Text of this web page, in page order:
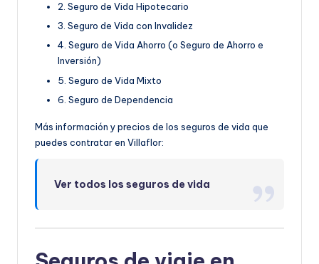
2. Seguro de Vida Hipotecario
3. Seguro de Vida con Invalidez
4. Seguro de Vida Ahorro (o Seguro de Ahorro e
Inversión)
5. Seguro de Vida Mixto
6. Seguro de Dependencia
Más información y precios de los seguros de vida que
puedes contratar en Villaflor:
Ver todos los seguros de vida